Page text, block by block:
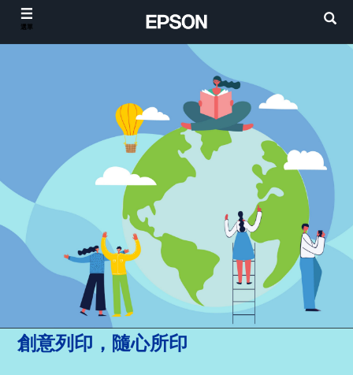
創意列印，隨心所印